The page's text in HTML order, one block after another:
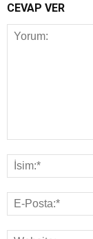
CEVAP VER